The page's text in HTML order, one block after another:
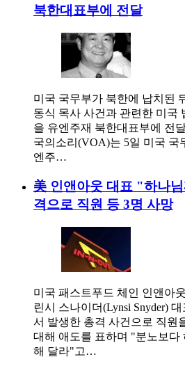
북한대표부에 전달
미국 국무부가 북한에 납치된
동식 목사 사건과 관련한 미국
을 유엔주재 북한대표부에 전
국의소리(VOA)는 5일 미국 국
엔주…
美 인앤아웃 대표 "하나
격으로 직원 등 3명 사망
미국 패스트푸드 체인 인앤아
린시 스나이더(Lynsi Snyder)
서 발생한 총격 사건으로 직원
대해 애도를 표하며 "분노보다
해 달라"고…